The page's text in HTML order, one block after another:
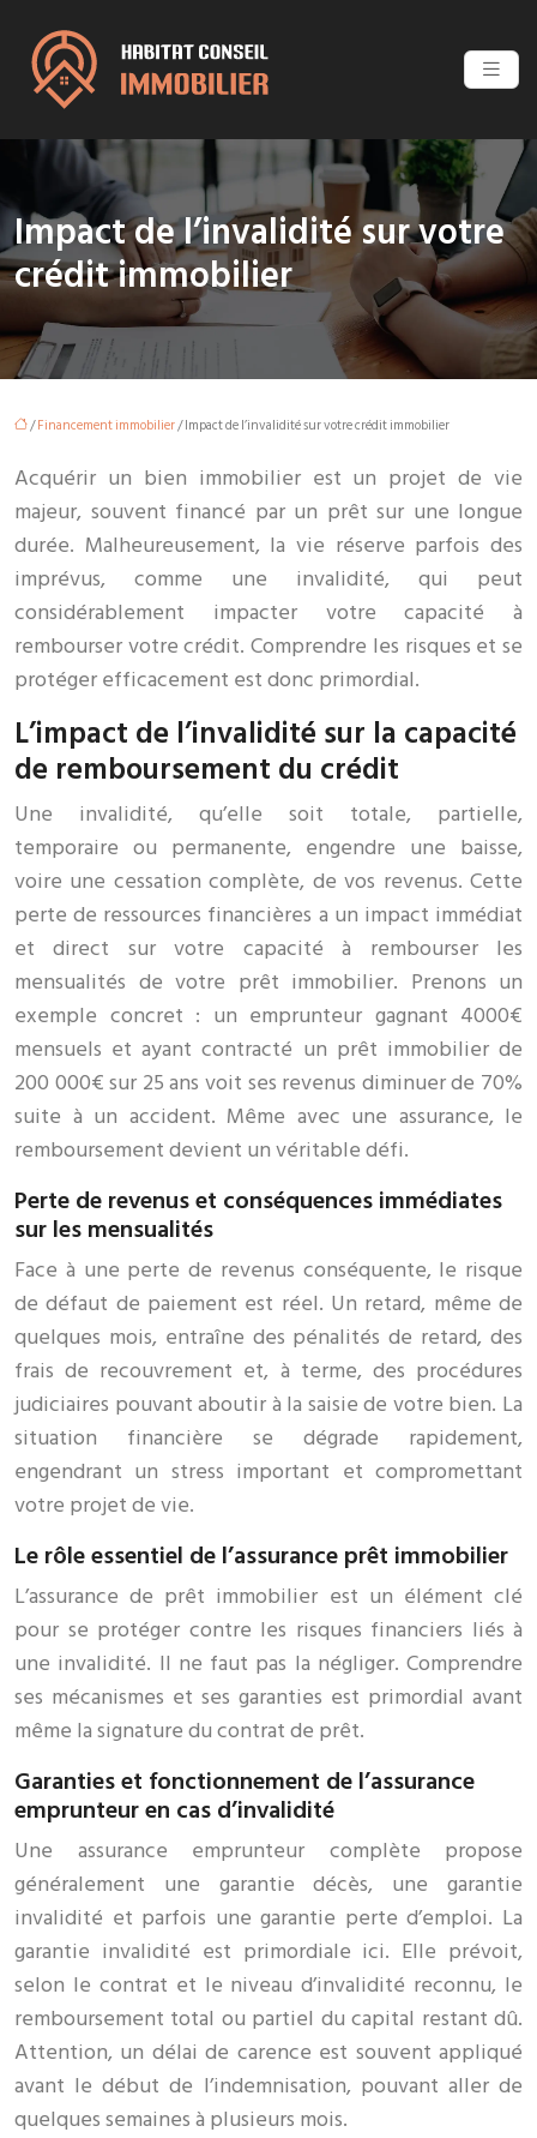
Impact de l’invalidité sur votre
crédit immobilier
/Financement immobilier/ Impact de l’invalidité sur votre crédit immobilier
Acquérir un bien immobilier est un projet de vie
majeur, souvent financé par un prêt sur une longue
durée. Malheureusement, la vie réserve parfois des
imprévus, comme une invalidité, qui peut
considérablement impacter votre capacité à
rembourser votre crédit. Comprendre les risques et se
protéger efficacement est donc primordial.
L’impact de l’invalidité sur la capacité
de remboursement du crédit
Une invalidité, qu’elle soit totale, partielle,
temporaire ou permanente, engendre une baisse,
voire une cessation complète, de vos revenus. Cette
perte de ressources financières a un impact immédiat
et direct sur votre capacité à rembourser les
mensualités de votre prêt immobilier. Prenons un
exemple concret : un emprunteur gagnant 4000€
mensuels et ayant contracté un prêt immobilier de
200 000€ sur 25 ans voit ses revenus diminuer de 70%
suite à un accident. Même avec une assurance, le
remboursement devient un véritable défi.
Perte de revenus et conséquences immédiates
sur les mensualités
Face à une perte de revenus conséquente, le risque
de défaut de paiement est réel. Un retard, même de
quelques mois, entraîne des pénalités de retard, des
frais de recouvrement et, à terme, des procédures
judiciaires pouvant aboutir à la saisie de votre bien. La
situation financière se dégrade rapidement,
engendrant un stress important et compromettant
votre projet de vie.
Le rôle essentiel de l’assurance prêt immobilier
L’assurance de prêt immobilier est un élément clé
pour se protéger contre les risques financiers liés à
une invalidité. Il ne faut pas la négliger. Comprendre
ses mécanismes et ses garanties est primordial avant
même la signature du contrat de prêt.
Garanties et fonctionnement de l’assurance
emprunteur en cas d’invalidité
Une assurance emprunteur complète propose
généralement une garantie décès, une garantie
invalidité et parfois une garantie perte d’emploi. La
garantie invalidité est primordiale ici. Elle prévoit,
selon le contrat et le niveau d’invalidité reconnu, le
remboursement total ou partiel du capital restant dû.
Attention, un délai de carence est souvent appliqué
avant le début de l’indemnisation, pouvant aller de
quelques semaines à plusieurs mois.